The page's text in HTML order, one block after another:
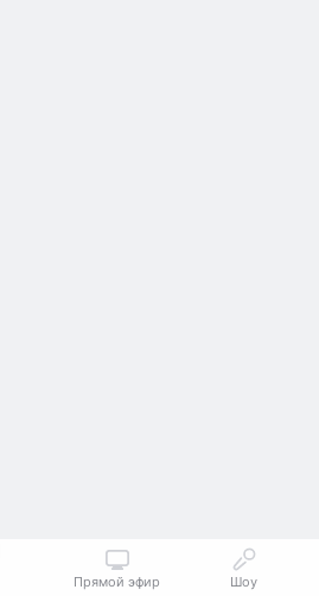
Прямой эфир Шоу